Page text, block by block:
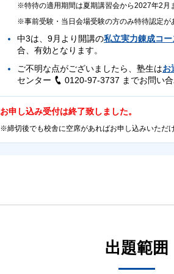
特待の適用期間は夏期講習会から2027年2月
事前受験・当日会場受験の方のみ特待認定が
中3は、9月より開講の私立実力錬成コー
合、有効となります。
ご不明な点がございましたら、塾生はお
センター
0120-97-3737 までお問い
お申し込み受付は終了致しました。
締切後でも校舎に空席があればお申し込みいただ
出題範囲